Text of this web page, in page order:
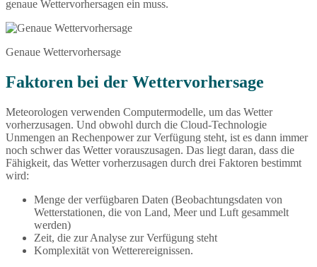
genaue Wettervorhersagen ein muss.
Genaue Wettervorhersage
Faktoren bei der Wettervorhersage
Meteorologen verwenden Computermodelle, um das Wetter
vorherzusagen. Und obwohl durch die Cloud-Technologie
Unmengen an Rechenpower zur Verfügung steht, ist es dann immer
noch schwer das Wetter vorauszusagen. Das liegt daran, dass die
Fähigkeit, das Wetter vorherzusagen durch drei Faktoren bestimmt
wird:
Menge der verfügbaren Daten (Beobachtungsdaten von
Wetterstationen, die von Land, Meer und Luft gesammelt
werden)
Zeit, die zur Analyse zur Verfügung steht
Komplexität von Wetterereignissen.